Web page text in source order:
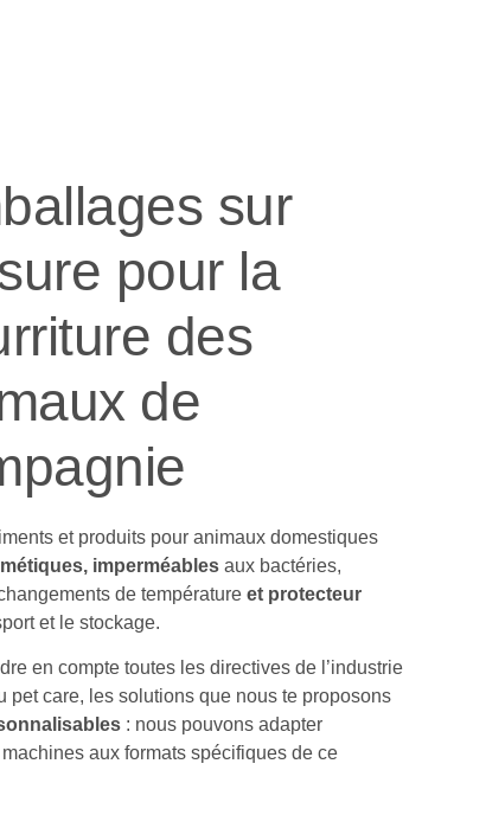
sur
pour la
des
de
et produits pour animaux domestiques
imperméables aux bactéries,
de température et protecteur
et le stockage.
en compte toutes les directives de l’industrie
pet care, les solutions que nous te proposons
: nous pouvons adapter
aux formats spécifiques de ce